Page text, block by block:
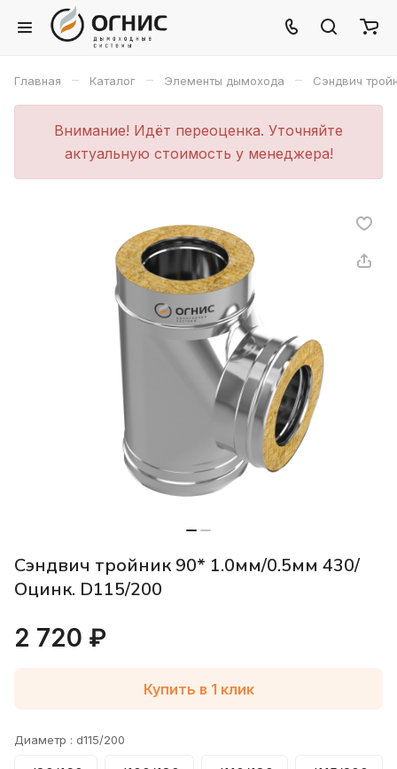
Главная – Каталог – Элементы дымохода – Сэндвич
Внимание! Идёт переоценка. Уточняйте
актуальную стоимость у менеджера!
Сэндвич тройник 90* 1.0мм/0.5мм 430/
Оцинк. D115/200
2 720 ₽
Купить в 1 клик
Диаметр : d115/200